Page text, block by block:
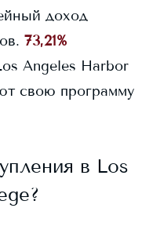
доход
73,21%
Angeles Harbor
свою программу
в Los
?